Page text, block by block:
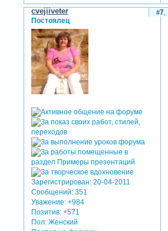
7
cvejiiveter
Постоялец
Зарегистрирован: 20-04-2011
Сообщений: 351
Уважение: +984
Позитив: +571
Пол: Женский